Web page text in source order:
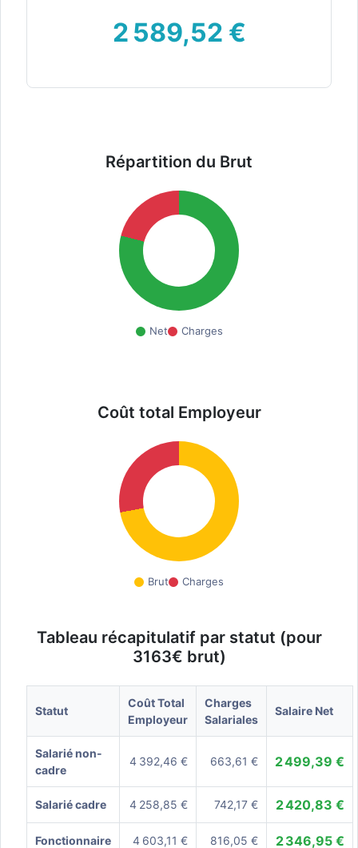
2 589,52 €
Répartition du Brut
Net Charges
Coût total Employeur
Brut Charges
Tableau récapitulatif par statut (pour
3163€ brut)
Statut
Coût Total
Employeur
Charges
Salariales
Salaire Net
Salarié non-
cadre
4 392,46 € 663,61 € 2 499,39 €
Salarié cadre 4 258,85 € 742,17 € 2 420,83 €
Fonctionnaire 4 603,11 € 816,05 € 2 346,95 €